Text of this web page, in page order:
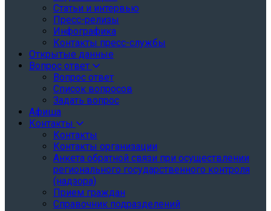
Статьи и интервью
Пресс-релизы
Инфографика
Контакты пресс-службы
Открытые данные
Вопрос ответ
Вопрос ответ
Список вопросов
Задать вопрос
Афиша
Контакты
Контакты
Контакты организации
Анкета обратной связи при осуществлении
регионального государственного контроля
(надзора)
Прием граждан
Справочник подразделений